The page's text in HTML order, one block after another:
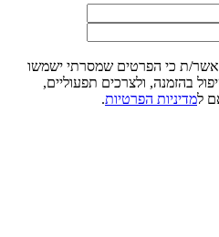
ת כי הפרטים שמסרתי ישמשו
בהזמנה, ולצרכים תפעוליים,
למדיניות הפרטיות.